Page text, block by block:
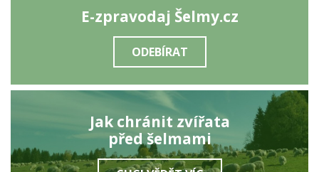
E-zpravodaj Šelmy.cz
ODEBÍRAT
Jak chránit zvířata
před šelmami